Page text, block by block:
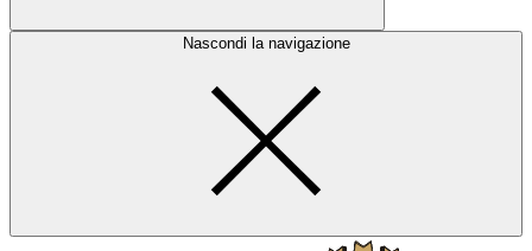
Nascondi la navigazione